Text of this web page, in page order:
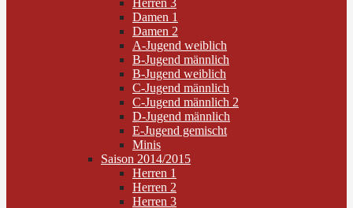
Herren 3
Damen 1
Damen 2
A-Jugend weiblich
B-Jugend männlich
B-Jugend weiblich
C-Jugend männlich
C-Jugend männlich 2
D-Jugend männlich
E-Jugend gemischt
Minis
Saison 2014/2015
Herren 1
Herren 2
Herren 3